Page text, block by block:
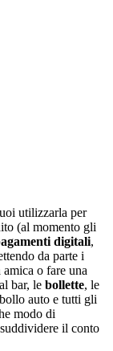
utilizzarla per
(al momento gli
digitali,
da parte i
o fare una
bar, le bollette, le
auto e tutti gli
modo di
il conto